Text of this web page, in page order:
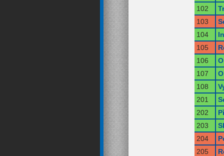
102
103
104
105
106
107
108
201
202
203
204
205